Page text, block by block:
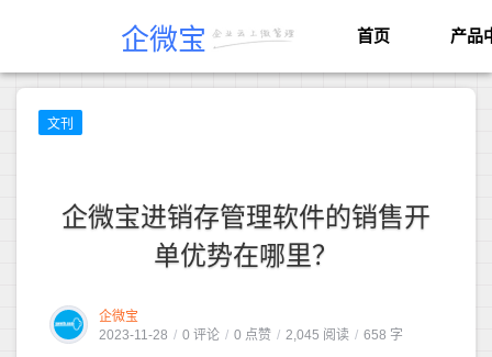
企微宝 首页 产品
文刊
企微宝进销存管理软件的销售开
单优势在哪里？
企微宝
2023-11-28 / 0 评论 / 0 点赞 / 2,045 阅读 / 658 字